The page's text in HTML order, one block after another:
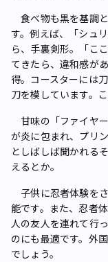
食べ物も黒を基調
す。例えば、「シュ
ら、手裏剣形。「こ
てきたら、違和感が
得。コースターには
刀を模しています。
甘味の「ファイヤ
が炎に包まれ、プリ
としばしば聞かれる
えるとか。
子供に忍者体験を
能です。また、忍者
人の友人を連れて行
のにも最適です。外
でしょう。